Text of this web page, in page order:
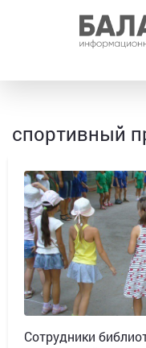
спортивный
Сотрудники